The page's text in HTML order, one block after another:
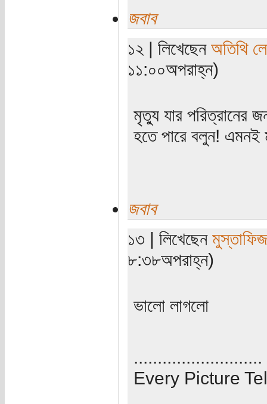
জবাব
১২ | লিখেছেন অতিথি
১১:০০অপরাহ্ন)
মৃত্যু যার পরিত্রানের
হতে পারে বলুন! এমনই
জবাব
১৩ | লিখেছেন মুস্তাফিজ
৮:৩৮অপরাহ্ন)
ভালো লাগলো
...........................
Every Picture